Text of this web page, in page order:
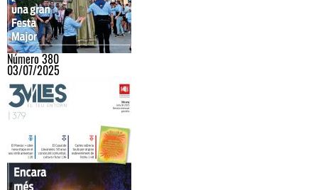
Número 380
03/07/2025